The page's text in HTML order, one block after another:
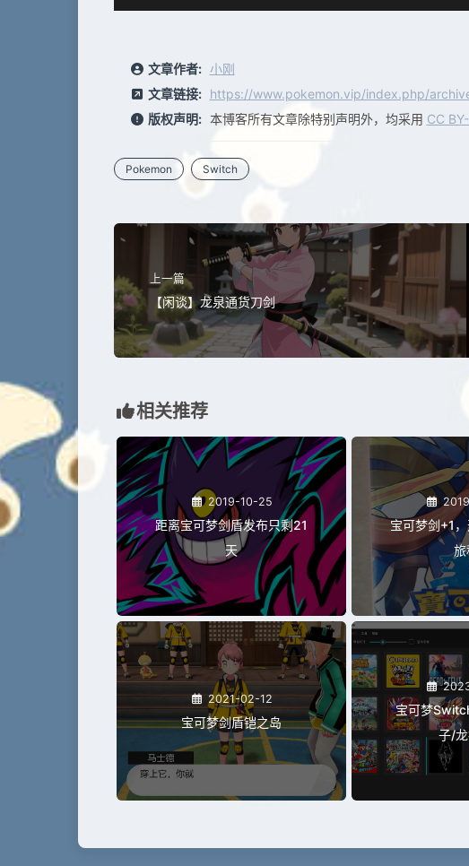
文章作者: 小刚
文章链接: https://www.pokemon.vip/index.php/
版权声明: 本博客所有文章除特别声明外，均采用 CC
Pokemon Switch
上一篇
【闲谈】龙泉通货刀剑
相关推荐
2019-10-25
距离宝可梦剑盾发布只剩21
天
宝可梦剑+1
旅
2021-02-12
宝可梦剑盾铠之岛
宝可梦
子/